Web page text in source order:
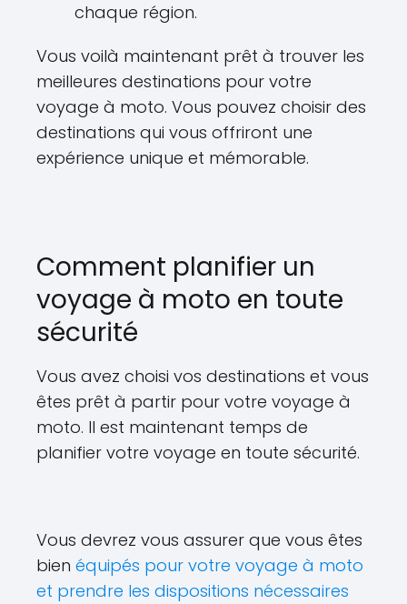
chaque région.
Vous voilà maintenant prêt à trouver les
meilleures destinations pour votre
voyage à moto. Vous pouvez choisir des
destinations qui vous offriront une
expérience unique et mémorable.
Comment planifier un
voyage à moto en toute
sécurité
Vous avez choisi vos destinations et vous
êtes prêt à partir pour votre voyage à
moto. Il est maintenant temps de
planifier votre voyage en toute sécurité.
Vous devrez vous assurer que vous êtes
bien équipés pour votre voyage à moto
et prendre les dispositions nécessaires